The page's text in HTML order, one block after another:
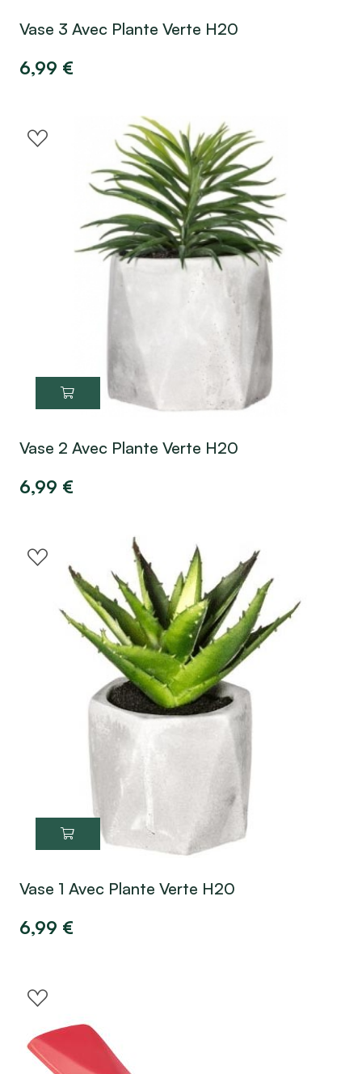
Vase 3 Avec Plante Verte H20
6,99 €
Vase 2 Avec Plante Verte H20
6,99 €
Vase 1 Avec Plante Verte H20
6,99 €